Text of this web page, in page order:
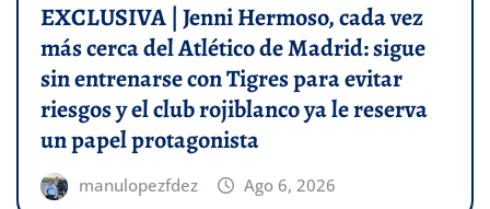
EXCLUSIVA | Jenni Hermoso, cada vez
más cerca del Atlético de Madrid: sigue
sin entrenarse con Tigres para evitar
riesgos y el club rojiblanco ya le reserva
un papel protagonista
manulopezfdez Ago 6, 2026